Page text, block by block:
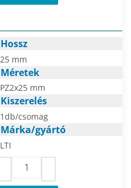
Hossz
25 mm
Méretek
PZ2x25 mm
Kiszerelés
1db/csomag
Márka/gyártó
LTI